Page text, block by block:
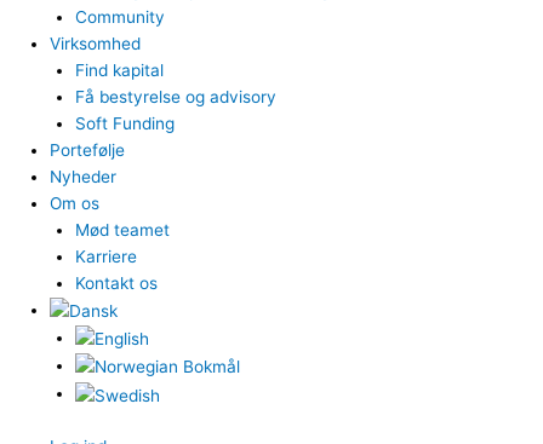
Community
Virksomhed
Find kapital
Få bestyrelse og advisory
Soft Funding
Portefølje
Nyheder
Om os
Mød teamet
Karriere
Kontakt os